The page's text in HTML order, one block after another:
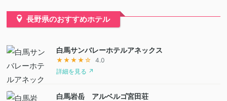
長野県のおすすめホテル
白馬サンバレーホテルアネックス
★★★★☆
4.0
詳細を見る ↗
白馬岩岳 アルベルゴ宮田荘